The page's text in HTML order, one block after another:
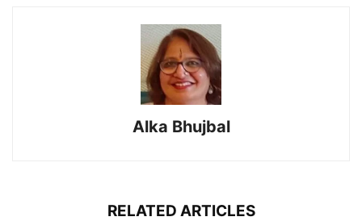
Alka Bhujbal
RELATED ARTICLES